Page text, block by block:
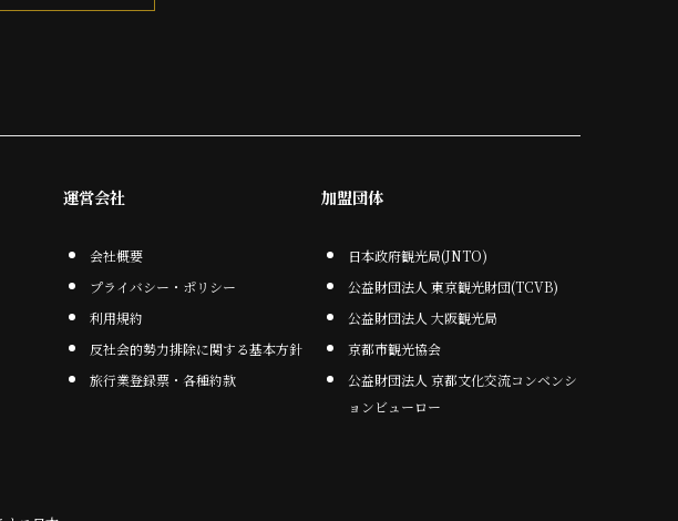
運営会社
会社概要
プライバシー・ポリシー
利用規約
反社会的勢力排除に関する基本方針
旅行業登録票・各種約款
加盟団体
日本政府観光局(JNTO)
公益財団法人 東京観光財団(TCVB)
公益財団法人 大阪観光局
京都市観光協会
公益財団法人 京都文化交流コンベンシ
ョンビューロー